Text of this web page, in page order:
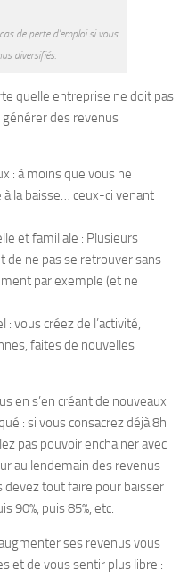
de perte d’emploi si vous
diversifiés.
quelle entreprise ne doit pas
des revenus
: à moins que vous ne
la baisse… ceux-ci venant
et familiale : Plusieurs
ne pas se retrouver sans
par exemple (et ne
: vous créez de l’activité,
faites de nouvelles
en s’en créant de nouveaux
: si vous consacrez déjà 8h
pas pouvoir enchainer avec
au lendemain des revenus
devez tout faire pour baisser
90%, puis 85%, etc.
ses revenus vous
et de vous sentir plus libre :